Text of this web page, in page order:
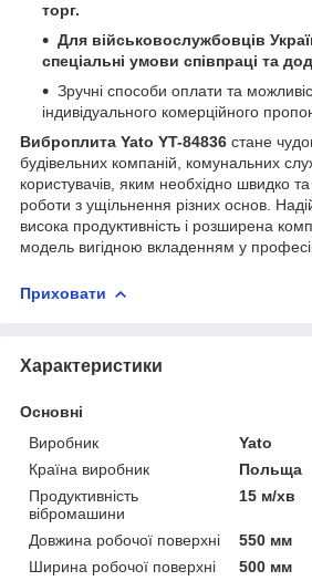
торг.
Для військовослужбовців
спеціальні умови співпраці та
Зручні способи оплати та
індивідуального комерційного
Виброплита Yato YT-84836 стане
будівельних компаній, комунальних
користувачів, яким необхідно швидко та
роботи з ущільнення різних основ.
висока продуктивність і розширена
модель вигідною вкладенням у
Приховати
Характеристики
Основні
Виробник
Yato
Країна виробник
Польща
Продуктивність
вібромашини
15 м/хв
Довжина робочої поверхні
550 мм
Ширина робочої поверхні
500 мм